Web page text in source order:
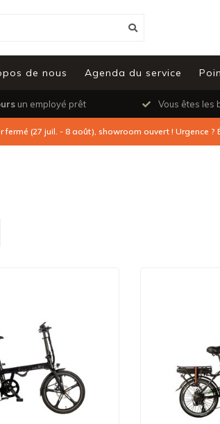
de nous Agenda du service
un employé prêt Vous êtes les
fermé (27 juil. - 8 août), showroom ouvert ! Urgence ?